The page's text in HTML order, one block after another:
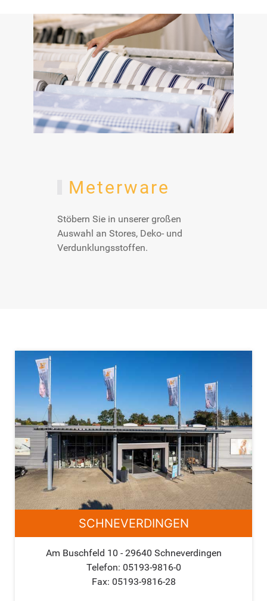
Meterware
Stöbern Sie in unserer großen
Auswahl an Stores, Deko- und
Verdunklungsstoffen.
SCHNEVERDINGEN
Am Buschfeld 10 - 29640 Schneverdingen
Telefon: 05193-9816-0
Fax: 05193-9816-28